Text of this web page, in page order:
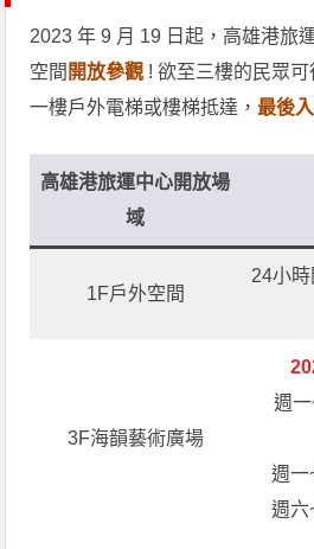
2023 年 9 月 19 日起，高雄港旅
空間 開放參觀 ! 欲至三樓的民眾
一樓戶外電梯或樓梯抵達， 最後
高雄港旅運中心開放場
域
1F戶外空間
24小
3F海韻藝術廣場
週
週一
週六